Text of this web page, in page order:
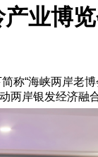
业博
“海峡两岸老
两岸银发经济融